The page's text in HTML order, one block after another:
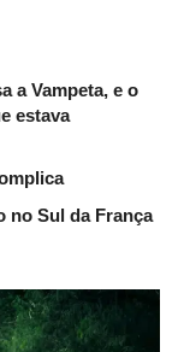
a Vampeta, e o
estava
no Sul da França